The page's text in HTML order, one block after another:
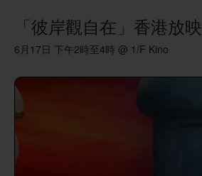
「彼岸觀自在」香港放映
6月17日 下午2時至4時 @ 1/F Kino